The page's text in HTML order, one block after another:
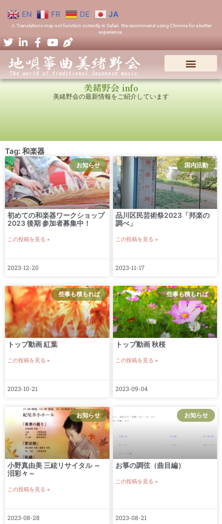
⚠ Translations may not function correctly in Safari. We recommend using Chrome for a better
experience.
美緒野会 info
美緒野会の最新情報をご紹介しています
Tag: 和楽器
お知らせ
初めての和楽器ワークショップ
2023 後期 参加者募集中！
この投稿を見る »
2023-12-20
国内活動
品川区民芸術祭2023「邦楽の
調べ」
この投稿を見る »
2023-11-17
些事も積もれば
トップ動画 紅葉
この投稿を見る »
2023-10-21
些事も積もれば
トップ動画 秋桜
この投稿を見る »
2023-09-04
お知らせ
小野真由美 三絃リサイタル ～
泪彩々～
この投稿を見る »
2023-08-28
お知らせ
お箏の調弦（曲目編）
この投稿を見る »
2023-08-21
EN FR DE JA